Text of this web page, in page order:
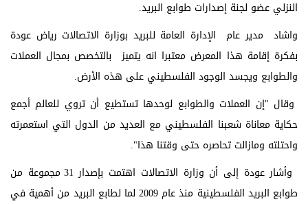
النزلي عضو لجنة إصدارات طوابع البريد.
واشاد مدير عام الإدارة العامة للبريد بوزارة الاتصالات رياض عودة
بفكرة إقامة هذا المعرض معتبرا انه يتميز بالتخصص بمجال العملات
والطوابع ويجسد الوجود الفلسطيني على هذه الأرض.
وقال "إن العملات والطوابع لوحدها تستطيع أن تروي للعالم أجمع
حكاية معاناة شعبنا الفلسطيني مع العديد من الدول التي استعمرته
واحتلته ومازالت تحاصره حتى وقتنا هذا".
وأشار عودة إلى أن وزارة الاتصالات اهتمت بإصدار 31 مجموعة من
طوابع البريد الفلسطينية منذ عام 2009 لما لطابع البريد من أهمية في